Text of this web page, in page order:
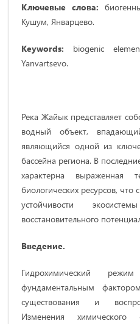
Ключевые слова:
Кушум, Январцево.
Keywords: biogenic
Yanvartsevo.
Река Жайык представляет
водный объект,
являющийся одной из
бассейна региона. В
характерна выраженная
биологических ресурсов, что
устойчивости
восстановительного
Введение.
Гидрохимический
фундаментальным
существования и
Изменения